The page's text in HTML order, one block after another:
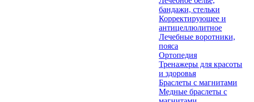
бандажи, стельки
Корректирующее и
антицеллюлитное
Лечебные воротники,
пояса
Ортопедия
Тренажеры для красоты
и здоровья
Браслеты с магнитами
Медные браслеты с